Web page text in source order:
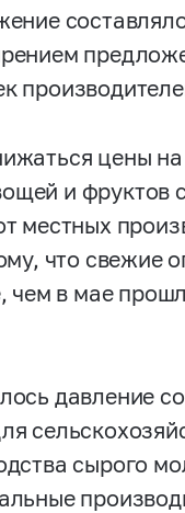
цены
и фруктов
местных
что свежие
в мае
давление
сырого